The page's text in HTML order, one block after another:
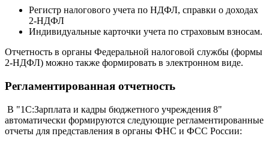
Регистр налогового учета по НДФЛ, справки о доходах
2-НДФЛ
Индивидуальные карточки учета по страховым взносам.
Отчетность в органы Федеральной налоговой службы (формы
2-НДФЛ) можно также формировать в электронном виде.
Регламентированная отчетность
В "1С:Зарплата и кадры бюджетного учреждения 8"
автоматически формируются следующие регламентированные
отчеты для представления в органы ФНС и ФСС России: